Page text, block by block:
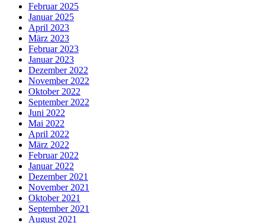
Februar 2025
Januar 2025
April 2023
März 2023
Februar 2023
Januar 2023
Dezember 2022
November 2022
Oktober 2022
September 2022
Juni 2022
Mai 2022
April 2022
März 2022
Februar 2022
Januar 2022
Dezember 2021
November 2021
Oktober 2021
September 2021
August 2021